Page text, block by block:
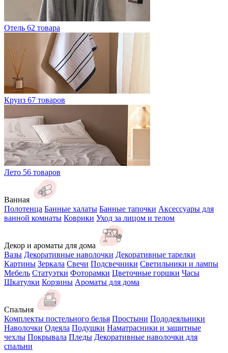
Отель 62 товара
Круиз 67 товаров
Лето 56 товаров
Ванная
Полотенца Банные халаты Банные тапочки Аксессуары для
ванной комнаты Коврики Уход за лицом и телом
Декор и ароматы для дома
Вазы Декоративные наволочки Декоративные тарелки
Картины Зеркала Свечи Подсвечники Светильники и лампы
Мебель Статуэтки Фоторамки Цветочные горшки Часы
Шкатулки Корзины Ароматы для дома
Спальня
Комплекты постельного белья Простыни Пододеяльники
Наволочки Одеяла Подушки Наматрасники и защитные
чехлы Покрывала Пледы Декоративные наволочки для
спальни